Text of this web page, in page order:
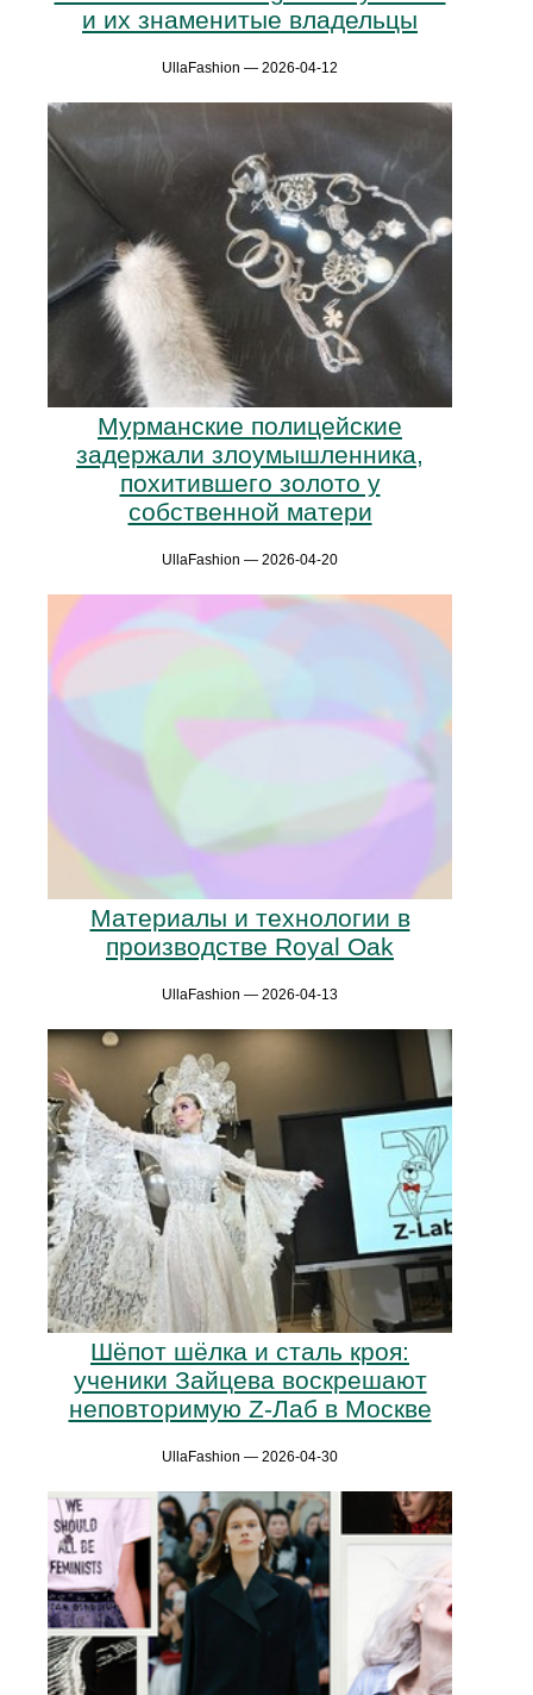
и их знаменитые владельцы
UllaFashion — 2026-04-12
Мурманские полицейские
задержали злоумышленника,
похитившего золото у
собственной матери
UllaFashion — 2026-04-20
Материалы и технологии в
производстве Royal Oak
UllaFashion — 2026-04-13
Шёпот шёлка и сталь кроя:
ученики Зайцева воскрешают
неповторимую Z-Лаб в Москве
UllaFashion — 2026-04-30